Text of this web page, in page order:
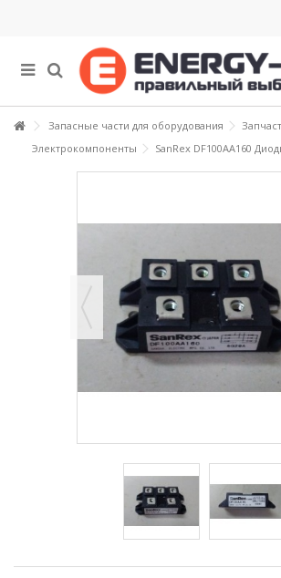
Запасные части для оборудования
Электрокомпоненты
SanRex DF100AA160